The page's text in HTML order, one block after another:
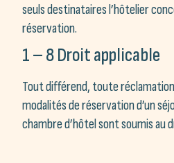
seuls destinataires l’hôtelier
réservation.
1 – 8 Droit applicable
Tout différend, toute
modalités de réservation d’un
chambre d’hôtel sont soumis au